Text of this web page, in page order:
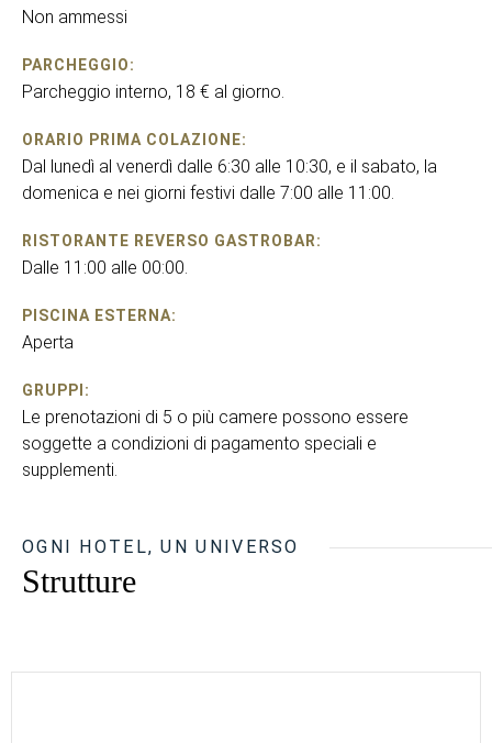
Non ammessi
PARCHEGGIO:
Parcheggio interno, 18 € al giorno.
ORARIO PRIMA COLAZIONE:
Dal lunedì al venerdì dalle 6:30 alle 10:30, e il sabato, la
domenica e nei giorni festivi dalle 7:00 alle 11:00.
RISTORANTE REVERSO GASTROBAR:
Dalle 11:00 alle 00:00.
PISCINA ESTERNA:
Aperta
GRUPPI:
Le prenotazioni di 5 o più camere possono essere
soggette a condizioni di pagamento speciali e
supplementi.
OGNI HOTEL, UN UNIVERSO
Strutture